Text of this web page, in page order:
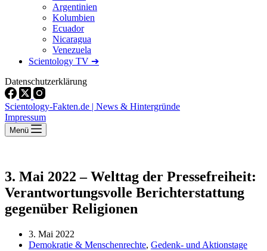
Argentinien
Kolumbien
Ecuador
Nicaragua
Venezuela
Scientology TV ➔
Datenschutzerklärung
Scientology-Fakten.de | News & Hintergründe
Impressum
Menü
3. Mai 2022 – Welttag der Pressefreiheit:
Verantwortungsvolle Berichterstattung
gegenüber Religionen
3. Mai 2022
Demokratie & Menschenrechte, Gedenk- und Aktionstage